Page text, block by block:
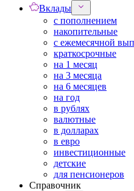
Вклады
с пополнением
накопительные
с ежемесячной
краткосрочные
на 1 месяц
на 3 месяца
на 6 месяцев
на год
в рублях
валютные
в долларах
в евро
инвестиционные
детские
для пенсионеров
Справочник